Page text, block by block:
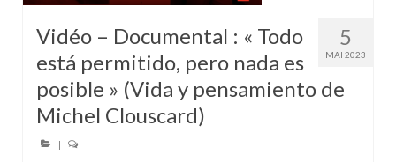
5
MAI 2023
Vidéo – Documental : « Todo
está permitido, pero nada es
posible » (Vida y pensamiento de
Michel Clouscard)
|